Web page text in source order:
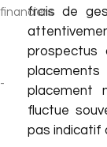
frais de
prospectus
placement
fluctue
pas indicatif